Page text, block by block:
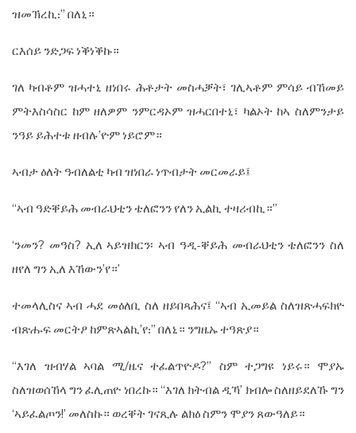
ዝመኽረኪ᎓” በለኒ።
ርእሰይ ንድጋፍ ነቕነቕኩ።
ገለ ካብቶም ዝሓተኒ ዘነበሩ ሕቶታት መስሓቓት፣ ገሊኣቶም ምሳይ ብኸመይ
ምትእስሳስር ከም ዘለዎም ንምርዳኦም ዝሓርበተኒ፣ ካልኦት ከኣ ስለምንታይ
ንዓይ ይሕተቱ ዘብሉ’ዮም ነይሮም።
ኣብታ ዕለት ዓብለልቲ ካብ ዝነበራ ነጥብታት መርመራይ፤
“ኣብ ዓድቐይሕ መብራህቲን ቴለፎንን የለን ኢልኪ ተዛሪብኪ።”
‘ንመን? መዓስ? ኢለ ኣይዝክርን፡ ኣብ ዓዲ-ቐይሕ መብራህቲን ቴለፎንን ስለ
ዘየለ ግን ኢለ እኸውን’የ።’
ተመላሊስና ኣብ ሓደ መዕለቢ ስለ ዘይበጻሕና፤ “ኣብ ኢመይል ስለዝጽሓፍክዮ
ብጽሑፍ መርትዖ ከምጽኣልኪ’የ᎓” በለኒ። ንግዜኡ ተዓጽያ።
“እገለ ዝብሃል ኣባል ሚ/ዜና ተፈልጥዮዶ?” ስም ተጋግዩ ነይሩ። ሞያኡ
ስለዝወሰኸላ ግን ፈሊጠዮ ነበረኩ። “እገለ ክትብል ዲኻ’ ክብሎ ስለዘይደለኹ ግን
‘ኣይፈልጦን!’ መለስኩ። ወረቐት ገናጺሉ ልክዕ ስምን ሞያን ጸውዓለይ።